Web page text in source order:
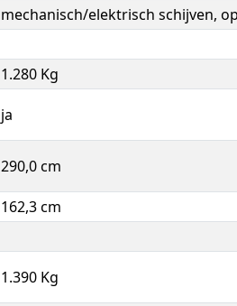
mechanisch/elektrisch schijven,
1.280 Kg
ja
290,0 cm
162,3 cm
1.390 Kg